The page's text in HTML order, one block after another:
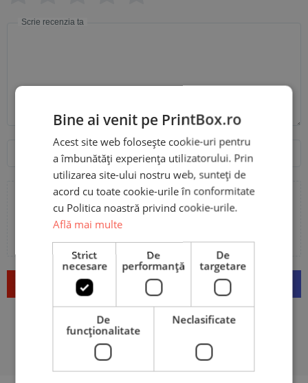
Scrie recenzia ta
Email
Trimite
Bine ai venit pe PrintBox.ro
Acest site web folosește cookie-uri pentru
a îmbunătăți experiența utilizatorului. Prin
utilizarea site-ului nostru web, sunteți de
acord cu toate cookie-urile în conformitate
cu Politica noastră privind cookie-urile.
Află mai multe
Strict
necesare
De
performanță
De
targetare
De
funcţionalitate
Neclasificate